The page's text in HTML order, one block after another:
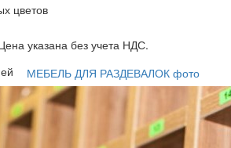
цветов
указана без учета НДС.
МЕБЕЛЬ ДЛЯ РАЗДЕВАЛОК фото